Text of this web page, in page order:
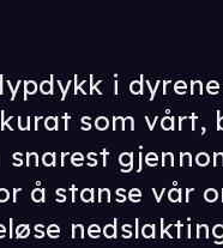
i
som vårt,
å stanse vår